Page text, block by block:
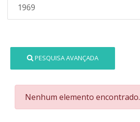
1969
PESQUISA AVANÇADA
Nenhum elemento encontrado.